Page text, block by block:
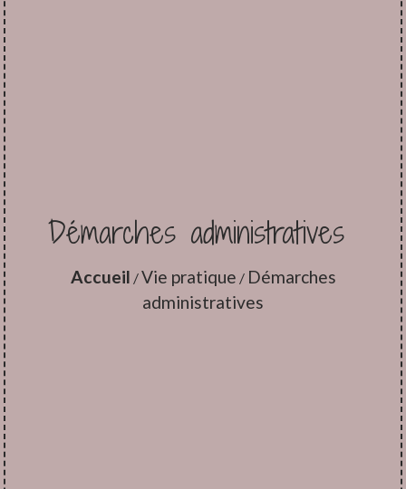
Démarches administratives
Accueil /Vie pratique / Démarches
administratives